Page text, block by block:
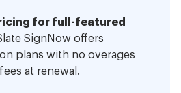
for full-featured
SignNow offers
plans with no overages
at renewal.